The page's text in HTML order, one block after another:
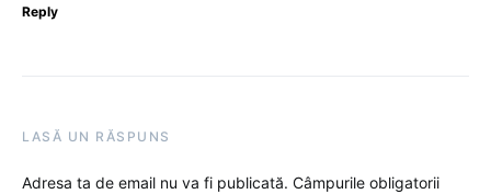
Reply
LASĂ UN RĂSPUNS
Adresa ta de email nu va fi publicată. Câmpurile obligatorii